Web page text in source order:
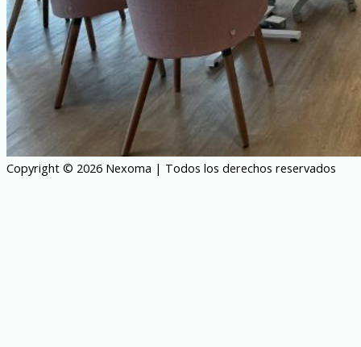
Copyright © 2026 Nexoma | Todos los derechos reservados